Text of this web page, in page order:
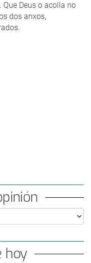
Que Deus o acolla no
dos anxos,
hoy